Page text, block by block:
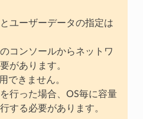
ユーザーデータの指定は
コンソールからネットワ
があります。
できません。
行った場合、OS毎に容量
する必要があります。